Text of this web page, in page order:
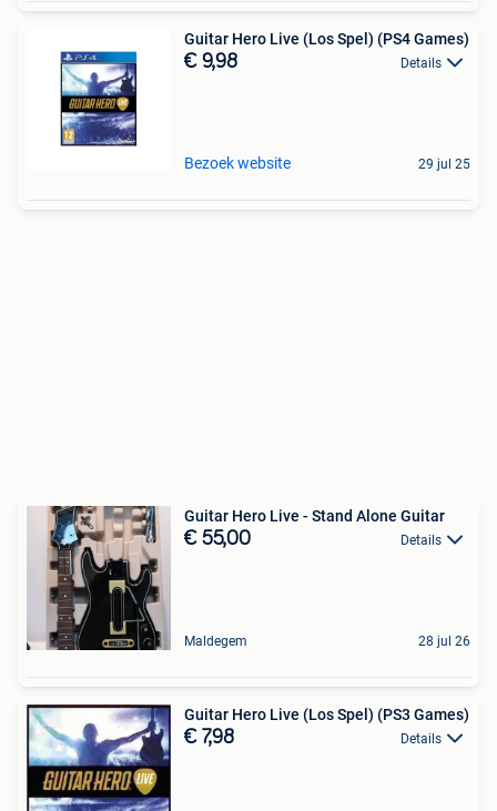
Guitar Hero Live (Los Spel) (PS4 Games)
€ 9,98 Details
Bezoek website 29 jul 25
Guitar Hero Live - Stand Alone Guitar
€ 55,00 Details
Maldegem 28 jul 26
Guitar Hero Live (Los Spel) (PS3 Games)
€ 7,98 Details